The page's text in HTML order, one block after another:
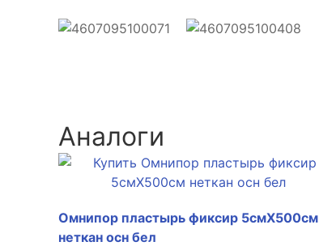
Аналоги
Омнипор пластырь фиксир 5смX500см
неткан осн бел